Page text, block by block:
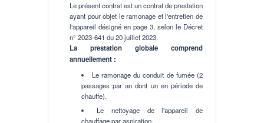
Le présent contrat est un contrat de prestation
ayant pour objet le ramonage et l'entretien de
l'appareil désigné en page 3, selon le Décret
n° 2023-641 du 20 juillet 2023.
La prestation globale comprend
annuellement :
Le ramonage du conduit de fumée (2
passages par an dont un en période de
chauffe).
Le nettoyage de l'appareil de
chauffage par aspiration.